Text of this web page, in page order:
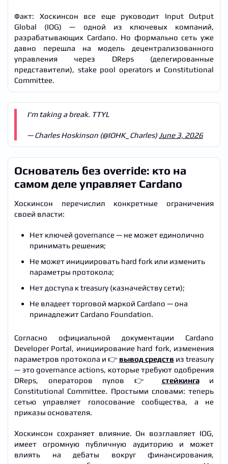
Факт: Хоскинсон все еще руководит Input Output
Global (IOG) — одной из ключевых компаний,
разрабатывающих Cardano. Но формально сеть уже
давно перешла на модель децентрализованного
управления через DReps (делегированные
представители), stake pool operators и Constitutional
Committee.
I'm taking a break. TTYL
— Charles Hoskinson (@IOHK_Charles) June 3, 2026
Основатель без override: кто на
самом деле управляет Cardano
Хоскинсон перечислил конкретные ограничения
своей власти:
Нет ключей governance — не может единолично
принимать решения;
Не может инициировать hard fork или изменить
параметры протокола;
Нет доступа к treasury (казначейству сети);
Не владеет торговой маркой Cardano — она
принадлежит Cardano Foundation.
Согласно официальной документации Cardano
Developer Portal, инициирование hard fork, изменения
параметров протокола и 👉 вывод средств из treasury
— это governance actions, которые требуют одобрения
DReps, операторов пулов 👉 стейкингаи
Constitutional Committee. Простыми словами: теперь
сетью управляет голосование сообщества, а не
приказы основателя.
Хоскинсон сохраняет влияние. Он возглавляет IOG,
имеет огромную публичную аудиторию и может
влиять на дебаты вокруг финансирования,